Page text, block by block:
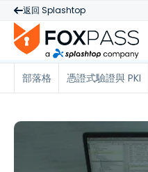
返回 Splashtop
部落格 憑證式驗證與 PKI